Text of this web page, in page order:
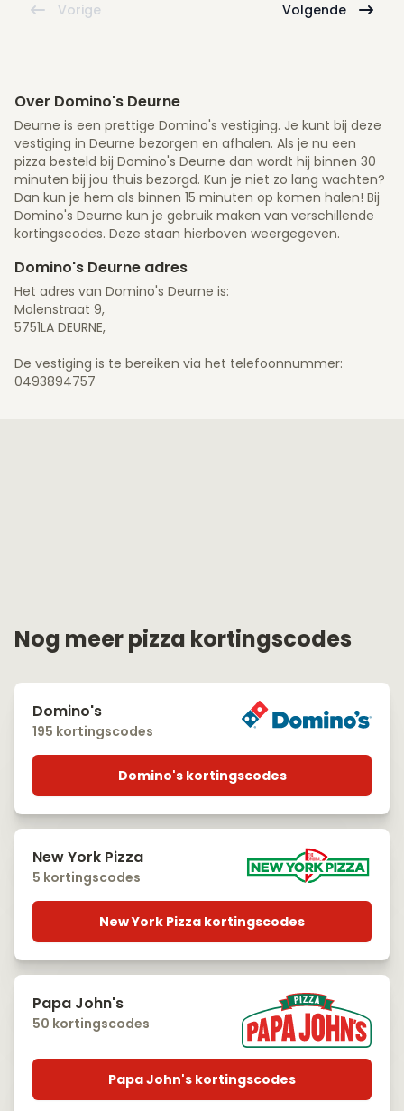
Vorige Volgende
Over Domino's Deurne
Deurne is een prettige Domino's vestiging. Je kunt bij deze
vestiging in Deurne bezorgen en afhalen. Als je nu een
pizza besteld bij Domino's Deurne dan wordt hij binnen 30
minuten bij jou thuis bezorgd. Kun je niet zo lang wachten?
Dan kun je hem als binnen 15 minuten op komen halen! Bij
Domino's Deurne kun je gebruik maken van verschillende
kortingscodes. Deze staan hierboven weergegeven.
Domino's Deurne adres
Het adres van Domino's Deurne is:
Molenstraat 9,
5751LA DEURNE,
De vestiging is te bereiken via het telefoonnummer:
0493894757
Nog meer pizza kortingscodes
Domino's
195 kortingscodes
Domino's kortingscodes
New York Pizza
5 kortingscodes
New York Pizza kortingscodes
Papa John's
50 kortingscodes
Papa John's kortingscodes